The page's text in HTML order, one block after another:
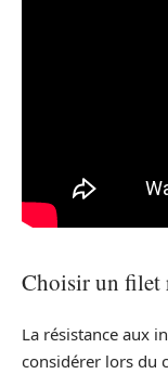
Choisir un filet
La résistance aux
considérer lors du